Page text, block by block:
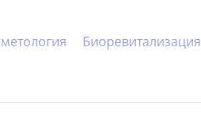
Биоревитализация